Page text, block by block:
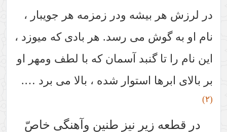
در لرزش هر بیشه ودر زمزمه هر جویبار ،
نام او به گوش می رسد. هر بادی که میوزد ،
این نام را تا گنبد آسمان که با لطف ومهر او
بر بالای ابرها استوار شده ، بالا می برد ….
(٢)
در قطعه زیر نیز طنین وآهنگی خاصّ